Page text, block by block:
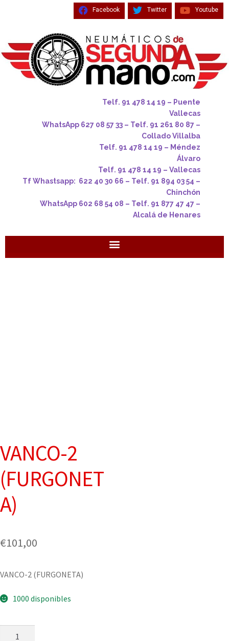
Facebook Twitter Youtube
Telf. 91 478 14 19 – Puente
Vallecas
WhatsApp 627 08 57 33 – Telf. 91 261 80 87 –
Collado Villalba
Telf. 91 478 14 19 – Méndez
Álvaro
Telf. 91 478 14 19 – Vallecas
Tf Whastsapp: 622 40 30 66 – Telf. 91 894 03 54 –
Chinchón
WhatsApp 602 68 54 08 – Telf. 91 877 47 47 –
Alcalá de Henares
VANCO-2
(FURGONET
A)
€101,00
VANCO-2 (FURGONETA)
1000 disponibles